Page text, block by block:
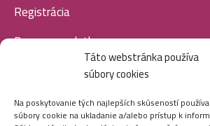
Táto webstránka používa
súbory cookies
Na poskytovanie tých najlepších skúseností
súbory cookie na ukladanie a/alebo prístup k
Registrácia
Doprava a platba
SOCIÁLNE SIETE